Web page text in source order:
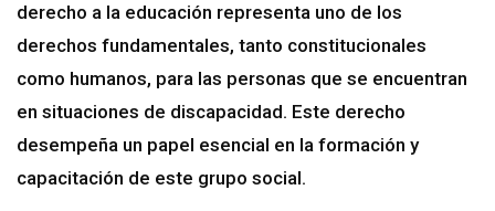
derecho a la educación representa uno de los
derechos fundamentales, tanto constitucionales
como humanos, para las personas que se encuentran
en situaciones de discapacidad. Este derecho
desempeña un papel esencial en la formación y
capacitación de este grupo social.